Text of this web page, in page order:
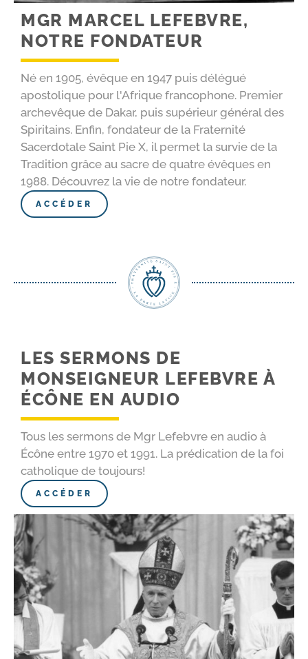
MGR MARCEL LEFEBVRE,
NOTRE FONDATEUR
Né en 1905, évêque en 1947 puis délégué
apostolique pour l'Afrique francophone. Premier
archevêque de Dakar, puis supérieur général des
Spiritains. Enfin, fondateur de la Fraternité
Sacerdotale Saint Pie X, il permet la survie de la
Tradition grâce au sacre de quatre évêques en
1988. Découvrez la vie de notre fondateur.
ACCÉDER
LES SERMONS DE
MONSEIGNEUR LEFEBVRE À
ÉCÔNE EN AUDIO
Tous les sermons de Mgr Lefebvre en audio à
Écône entre 1970 et 1991. La prédication de la foi
catholique de toujours!
ACCÉDER